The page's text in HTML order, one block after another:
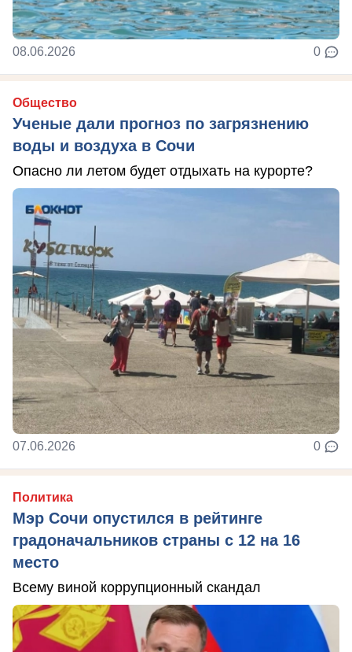
08.06.2026 0
Общество
Ученые дали прогноз по загрязнению
воды и воздуха в Сочи
Опасно ли летом будет отдыхать на курорте?
07.06.2026 0
Политика
Мэр Сочи опустился в рейтинге
градоначальников страны с 12 на 16
место
Всему виной коррупционный скандал